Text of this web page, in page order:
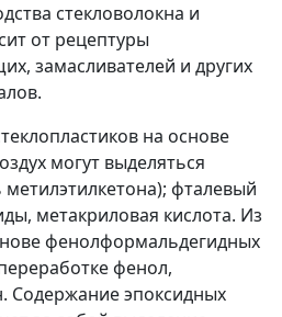
стекловолокна и
от рецептуры
замасливателей и других
на основе
могут выделяться
фталевый
метакриловая кислота. Из
фенолформальдегидных
фенол,
Содержание эпоксидных